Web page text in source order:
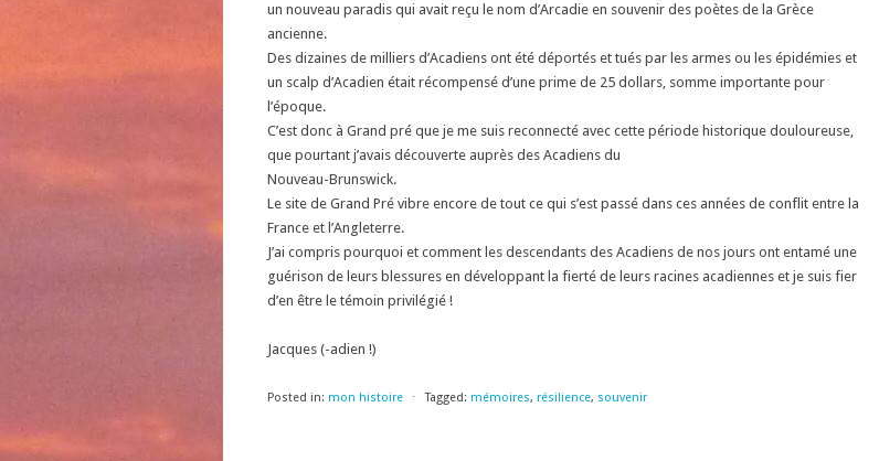
un nouveau paradis qui avait reçu le nom d’Arcadie en souvenir des poètes de la Grèce
ancienne.
Des dizaines de milliers d’Acadiens ont été déportés et tués par les armes ou les épidémies et
un scalp d’Acadien était récompensé d’une prime de 25 dollars, somme importante pour
l’époque.
C’est donc à Grand pré que je me suis reconnecté avec cette période historique douloureuse,
que pourtant j’avais découverte auprès des Acadiens du
Nouveau-Brunswick.
Le site de Grand Pré vibre encore de tout ce qui s’est passé dans ces années de conflit entre la
France et l’Angleterre.
J’ai compris pourquoi et comment les descendants des Acadiens de nos jours ont entamé une
guérison de leurs blessures en développant la fierté de leurs racines acadiennes et je suis fier
d’en être le témoin privilégié !
Jacques (-adien !)
Posted in: mon histoire ⋅ Tagged: mémoires, résilience, souvenir